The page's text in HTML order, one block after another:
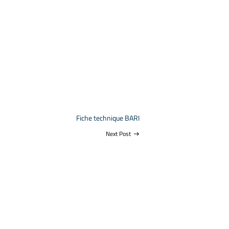
Fiche technique BARI
Next Post east